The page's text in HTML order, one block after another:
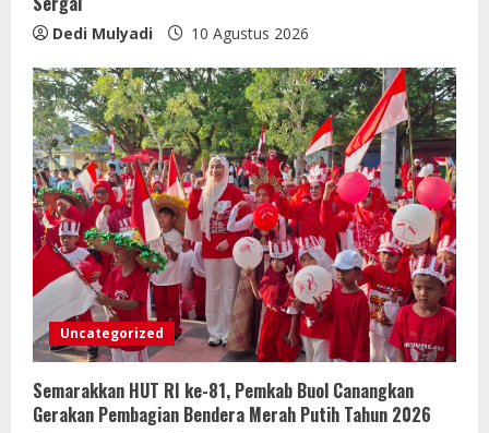
Dedi Mulyadi 10 Agustus 2026
Uncategorized
Semarakkan HUT RI ke-81, Pemkab Buol Canangkan
Gerakan Pembagian Bendera Merah Putih Tahun 2026